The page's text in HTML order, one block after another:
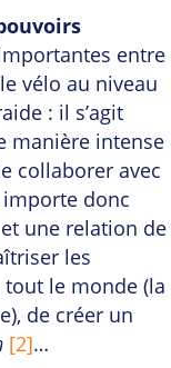
entre
vélo au niveau
: il s’agit
manière intense
collaborer avec
donc
une relation de
les
le monde (la
de créer un
[2]…